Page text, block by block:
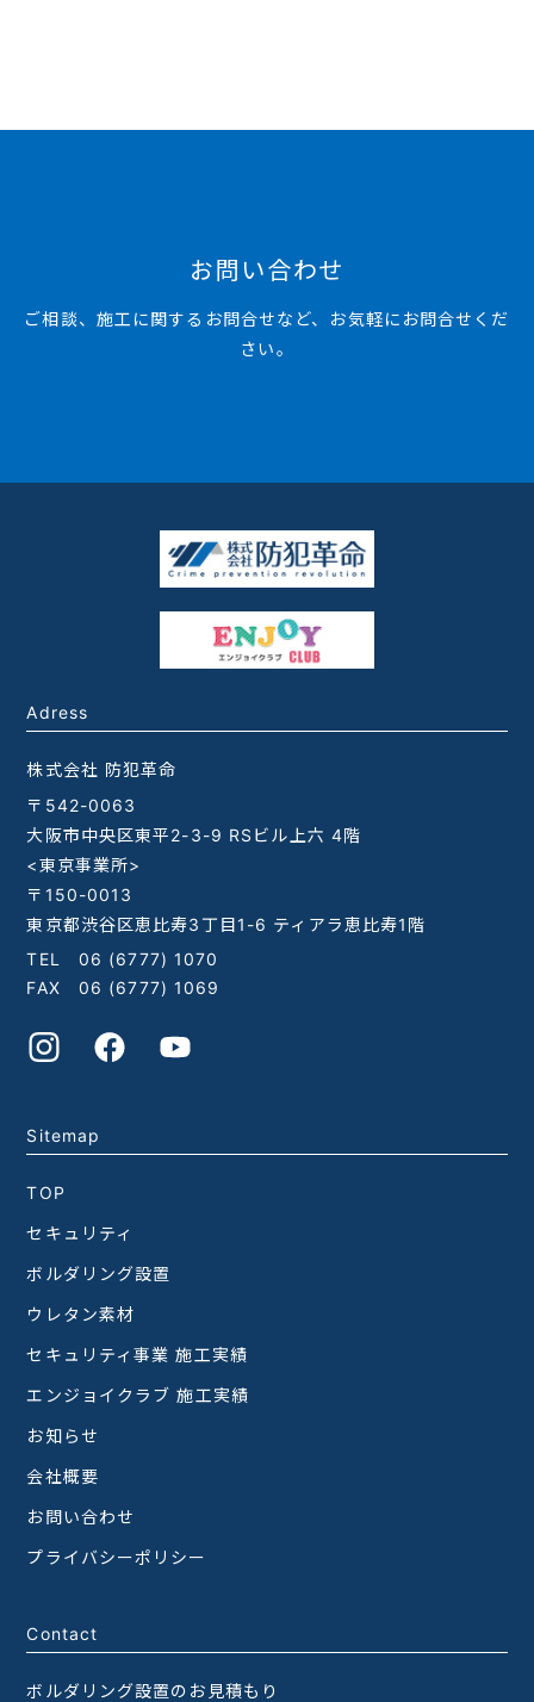
お問い合わせ
ご相談、施工に関するお問合せなど、お気軽にお問合せくだ
さい。
Adress
株式会社 防犯革命
〒542-0063
大阪市中央区東平2-3-9 RSビル上六 4階
<東京事業所>
〒150-0013
東京都渋谷区恵比寿3丁目1-6 ティアラ恵比寿1階
TEL 06 (6777) 1070
FAX 06 (6777) 1069
Sitemap
TOP
セキュリティ
ボルダリング設置
ウレタン素材
セキュリティ事業 施工実績
エンジョイクラブ 施工実績
お知らせ
会社概要
お問い合わせ
プライバシーポリシー
Contact
ボルダリング設置のお見積もり